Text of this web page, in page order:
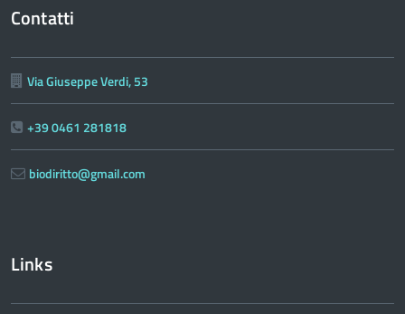
Contatti
Via Giuseppe Verdi, 53
+39 0461 281818
biodiritto@gmail.com
Links